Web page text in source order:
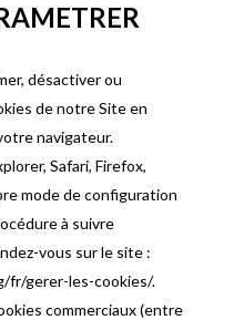
désactiver ou
de notre Site en
navigateur.
Safari, Firefox,
mode de configuration
à suivre
vous sur le site :
fr/gerer-les-cookies/.
commerciaux (entre